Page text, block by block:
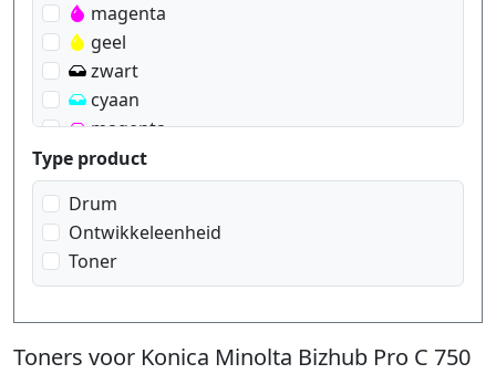
magenta
geel
zwart
cyaan
magenta
geel
Type product
Drum
Ontwikkeleenheid
Toner
Toners voor Konica Minolta Bizhub Pro C 750